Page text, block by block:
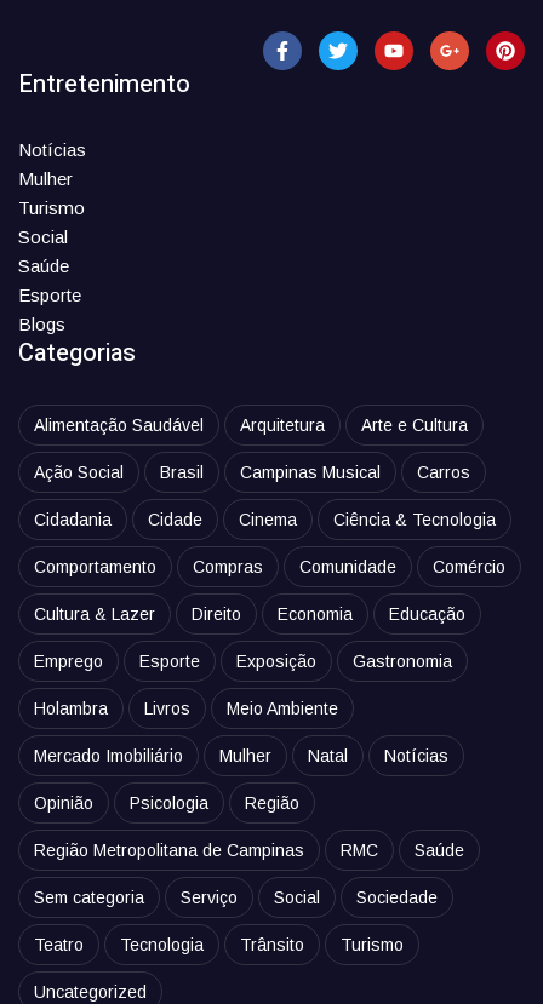
Entretenimento
Notícias
Mulher
Turismo
Social
Saúde
Esporte
Blogs
Categorias
Alimentação Saudável Arquitetura Arte e Cultura
Ação Social Brasil Campinas Musical Carros
Cidadania Cidade Cinema Ciência & Tecnologia
Comportamento Compras Comunidade Comércio
Cultura & Lazer Direito Economia Educação
Emprego Esporte Exposição Gastronomia
Holambra Livros Meio Ambiente
Mercado Imobiliário Mulher Natal Notícias
Opinião Psicologia Região
Região Metropolitana de Campinas RMC Saúde
Sem categoria Serviço Social Sociedade
Teatro Tecnologia Trânsito Turismo
Uncategorized